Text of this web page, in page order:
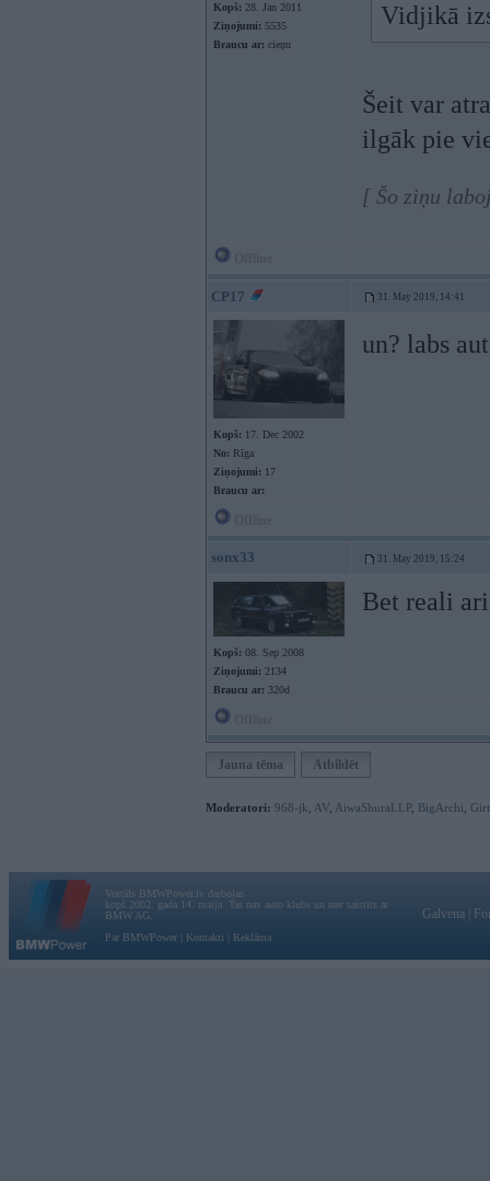
Kopš: 28. Jan 2011
Ziņojumi: 5535
Braucu ar: cieņu
Vidjikā
Šeit var
ilgāk pie
[ Šo ziņu
CP17 31. May 2019, 14:41
Kopš: 17. Dec 2002
No: Rīga
Ziņojumi: 17
Braucu ar:
un? labs
sonx33 31. May 2019, 15:24
Kopš: 08. Sep 2008
Ziņojumi: 2134
Braucu ar: 320d
Bet reali
Jauna tēma Atbildēt
Moderatori: 968-jk AV AiwaShuraLLP, BigArchi
Vortāls BMWPower.lv darbojas
kopš 2002. gada 14. maija. Tas nav auto klubs un nav saistīts ar
BMW AG.
Par BMWPower
Kontakti Reklāma
Galvena